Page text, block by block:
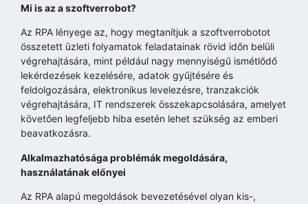
Mi is az a szoftverrobot?
Az RPA lényege az, hogy megtanítjuk a szoftverrobotot
összetett üzleti folyamatok feladatainak rövid időn belüli
végrehajtására, mint például nagy mennyiségű ismétlődő
lekérdezések kezelésére, adatok gyűjtésére és
feldolgozására, elektronikus levelezésre, tranzakciók
végrehajtására, IT rendszerek összekapcsolására, amelyet
követően legfeljebb hiba esetén lehet szükség az emberi
beavatkozásra.
Alkalmazhatósága problémák megoldására,
használatának előnyei
Az RPA alapú megoldások bevezetésével olyan kis-,